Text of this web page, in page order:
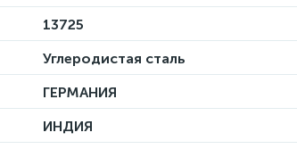
13725
Углеродистая сталь
ГЕРМАНИЯ
ИНДИЯ